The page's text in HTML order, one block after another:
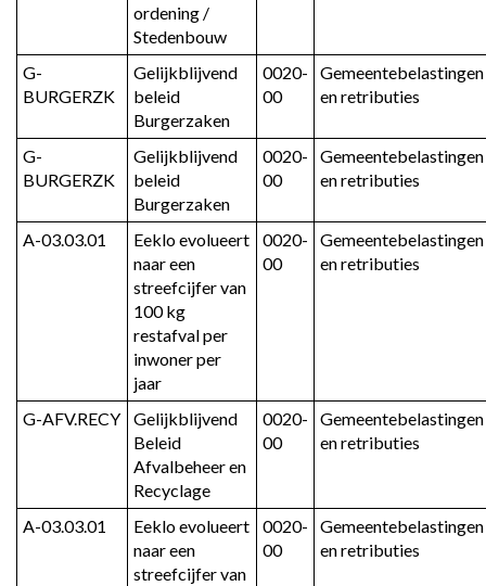
ordening /
Stedenbouw
G-
BURGERZK
Gelijkblijvend
beleid
Burgerzaken
0020-
00
Gemeentebelastingen
en retributies
G-
BURGERZK
Gelijkblijvend
beleid
Burgerzaken
0020-
00
Gemeentebelastingen
en retributies
A-03.03.01
Eeklo evolueert
naar een
streefcijfer van
100 kg
restafval per
inwoner per
jaar
0020-
00
Gemeentebelastingen
en retributies
G-AFV.RECY
Gelijkblijvend
Beleid
Afvalbeheer en
Recyclage
0020-
00
Gemeentebelastingen
en retributies
A-03.03.01
Eeklo evolueert
naar een
streefcijfer van
0020-
00
Gemeentebelastingen
en retributies